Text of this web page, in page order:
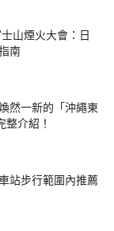
山煙火大會：日
南
然一新的「沖繩東
介紹！
站步行範圍內推薦